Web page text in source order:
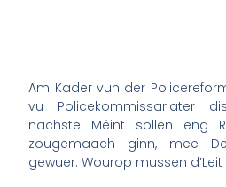
Am Kader vun der
vu Policekommissariater
nächste Méint sollen eng
zougemaach ginn, mee
gewuer. Wourop mussen